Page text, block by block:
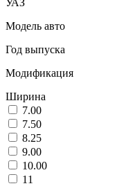
Модель авто
Год выпуска
Модификация
Ширина
7.00
7.50
8.25
9.00
10.00
11